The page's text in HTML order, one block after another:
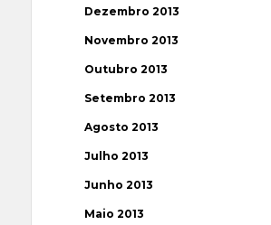
Dezembro 2013
Novembro 2013
Outubro 2013
Setembro 2013
Agosto 2013
Julho 2013
Junho 2013
Maio 2013